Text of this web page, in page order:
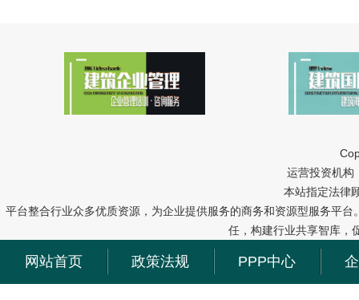
运营投资机构
本站指定法律
平台整合行业众多优质资源，为企业提供服务的商务和资源型服务平
任，构建行业共享智库，
网站首页 政策法规 PPP中心